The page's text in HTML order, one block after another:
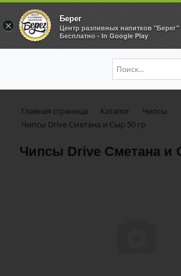
Главная страница Каталог
Чипсы
Чипсы Drive Сметана и Сыр 50 гр
Чипсы Drive Сметана и
×
Берег
Центр разливных напитков "Берег"
Бесплатно - In Google Play